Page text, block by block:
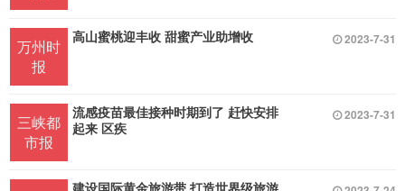
万州时
报
高山蜜桃迎丰收 甜蜜产业助增收 2023-7-31
三峡都
市报
流感疫苗最佳接种时期到了 赶快安排
起来 区疾
2023-7-31
建设国际黄金旅游带 打造世界级旅游